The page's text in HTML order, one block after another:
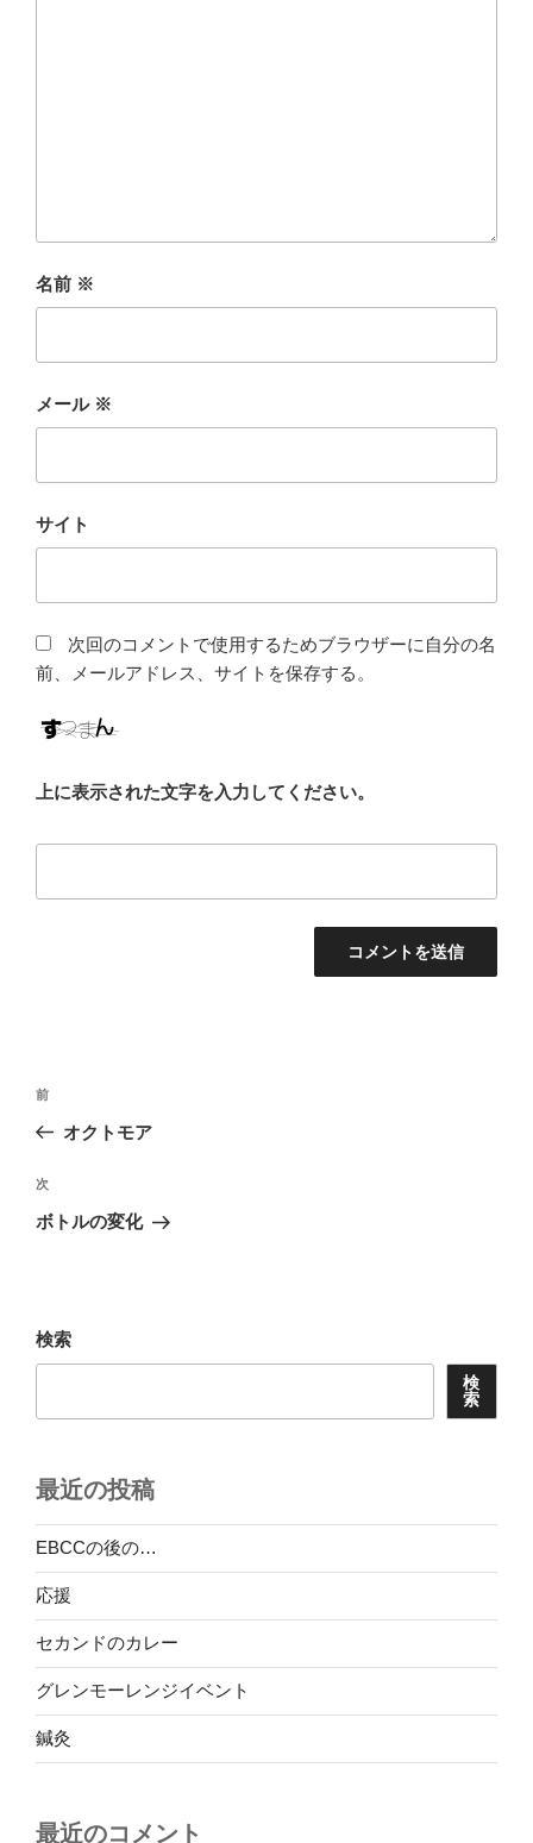
名前 ※
メール ※
サイト
次回のコメントで使用するためブラウザーに自分の名
前、メールアドレス、サイトを保存する。
上に表示された文字を入力してください。
投
ビ
ゲ
ン
前
の
稿
前
オクトモア
次
の
次
ボトルの変化
検索
検
索
最近の投稿
EBCCの後の…
応援
セカンドのカレー
グレンモーレンジイベント
鍼灸
最近のコメント